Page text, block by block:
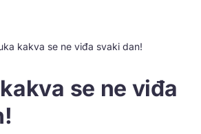
kakva se ne viđa svaki dan!
se ne viđa